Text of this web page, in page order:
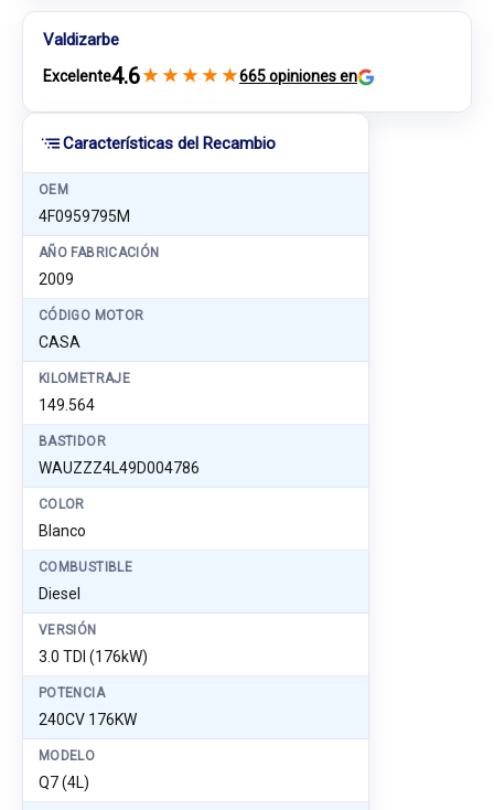
Características del Recambio
OEM
4F0959795M
AÑO FABRICACIÓN
2009
CÓDIGO MOTOR
CASA
KILOMETRAJE
149.564
BASTIDOR
WAUZZZ4L49D004786
COLOR
Blanco
COMBUSTIBLE
Diesel
VERSIÓN
3.0 TDI (176kW)
POTENCIA
240CV 176KW
MODELO
Q7 (4L)
Valdizarbe
Excelente4.6★ ★ ★ ★ ★665 opiniones en